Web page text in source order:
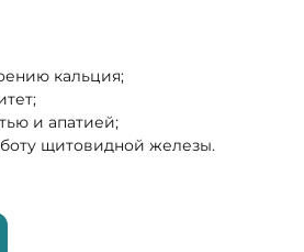
кальция;
и апатией;
щитовидной железы.